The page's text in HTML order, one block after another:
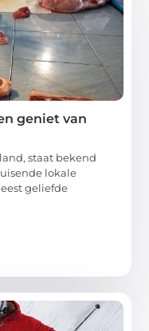
geniet van
staat bekend
lokale
geliefde